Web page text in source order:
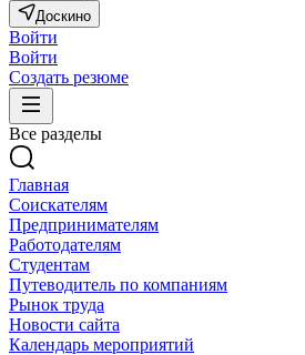
Доскино
Войти
Войти
Создать резюме
Все разделы
Главная
Соискателям
Предпринимателям
Работодателям
Студентам
Путеводитель по компаниям
Рынок труда
Новости сайта
Календарь мероприятий